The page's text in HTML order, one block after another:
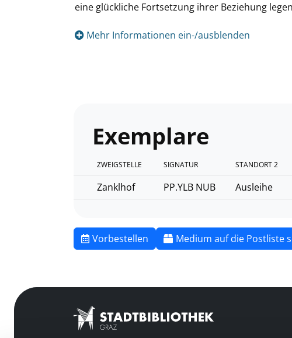
eine glückliche Fortsetzung ihrer Beziehung
Mehr Informationen ein-/ausblenden
Exemplare
ZWEIGSTELLE SIGNATUR STANDORT 2
Zanklhof PP.YLB NUB Ausleihe
Vorbestellen Medium auf die Postliste